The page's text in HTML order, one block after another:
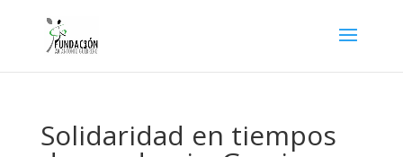
Solidaridad en tiempos